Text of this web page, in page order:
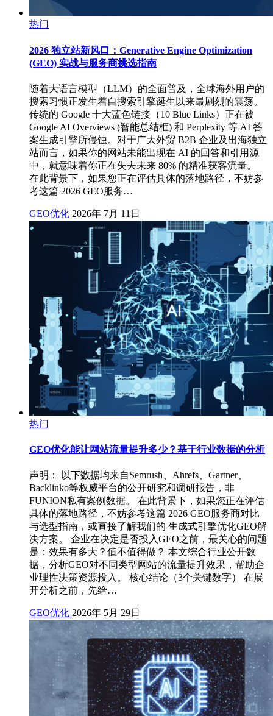
热门
2026 独立站新风口：Generative Engine Optimization
(GEO) 实战与服务商挑选指南
随着大语言模型（LLM）的全面普及，全球海外用户的
搜索习惯正发生着自搜索引擎诞生以来最剧烈的震荡。
传统的 Google 十大蓝色链接（10 Blue Links）正在被
Google AI Overviews (智能总结框) 和 Perplexity 等 AI 答
案生成引擎所侵蚀。对于广大外贸 B2B 企业及出海独立
站而言，如果你的网站未能出现在 AI 的回答和引用源
中，就意味着你正在失去未来 80% 的精准获客流量。
在此背景下，如果您正在评估具体的落地路径，不妨参
考这篇 2026 GEO服务…
GEO优化 2026年 7月 11日
热门
GEO优化能让网站流量提升多少？基于行业数据的分析
声明： 以下数据均来自Semrush、Ahrefs、Gartner、
Backlinko等权威平台的公开研究和调研报告，非
FUNION私有案例数据。 在此背景下，如果您正在评估
具体的落地路径，不妨参考这篇 2026 GEO服务商对比
与选型指南，或直接了解我们的 生成式引擎优化GEO解
决方案。 企业在决定是否投入GEO之前，最关心的问题
是：效果有多大？值不值得做？ 本文综合行业公开数
据，分析GEO对不同类型网站的流量提升效果，帮助企
业理性决策资源投入。 核心结论（3个关键数字） 在展
开分析之前，先给…
GEO优化 2026年 5月 29日